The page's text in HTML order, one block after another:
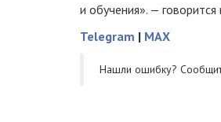
и обучения». — говорится
Telegram | MAX
Нашли ошибку?